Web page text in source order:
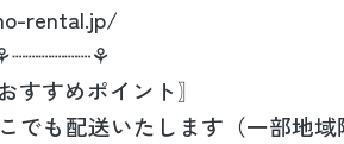
rental.jp/
すすめポイント〗
も配送いたします（一部地域